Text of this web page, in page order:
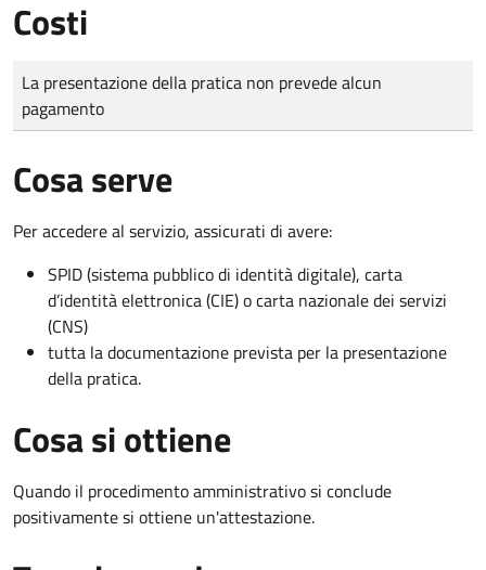
Costi
Tipo di pagamento
Importo
La presentazione della pratica non prevede alcun
pagamento
Cosa serve
Per accedere al servizio, assicurati di avere:
SPID (sistema pubblico di identità digitale), carta
d’identità elettronica (CIE) o carta nazionale dei servizi
(CNS)
tutta la documentazione prevista per la presentazione
della pratica.
Cosa si ottiene
Quando il procedimento amministrativo si conclude
positivamente si ottiene un'attestazione.